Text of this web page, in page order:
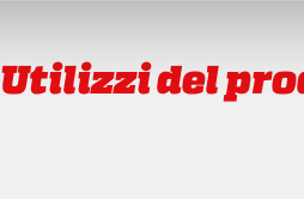
Utilizzi del